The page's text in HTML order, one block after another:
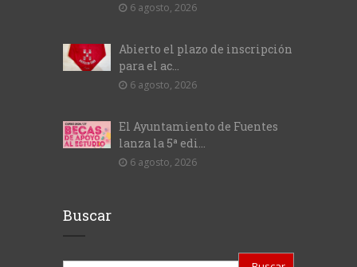
6 agosto, 2026
Abierto el plazo de inscripción
para el ac...
6 agosto, 2026
El Ayuntamiento de Fuentes
lanza la 5ª edi...
6 agosto, 2026
Buscar
Buscar